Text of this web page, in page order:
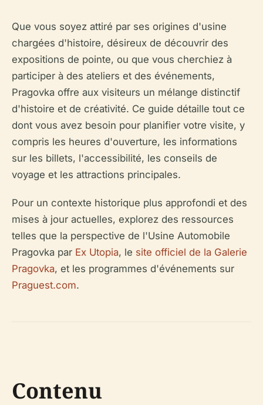
Que vous soyez attiré par ses origines d'usine
chargées d'histoire, désireux de découvrir des
expositions de pointe, ou que vous cherchiez à
participer à des ateliers et des événements,
Pragovka offre aux visiteurs un mélange distinctif
d'histoire et de créativité. Ce guide détaille tout ce
dont vous avez besoin pour planifier votre visite, y
compris les heures d'ouverture, les informations
sur les billets, l'accessibilité, les conseils de
voyage et les attractions principales.
Pour un contexte historique plus approfondi et des
mises à jour actuelles, explorez des ressources
telles que la perspective de l'Usine Automobile
Pragovka par Ex Utopia, le site officiel de la Galerie
Pragovka, et les programmes d'événements sur
Praguest.com.
Contenu